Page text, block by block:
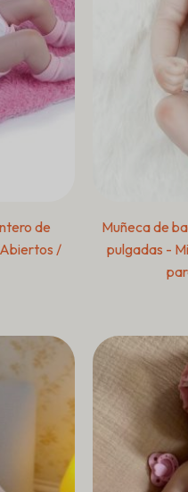
de
Abiertos /
Muñeca de
pulgadas -